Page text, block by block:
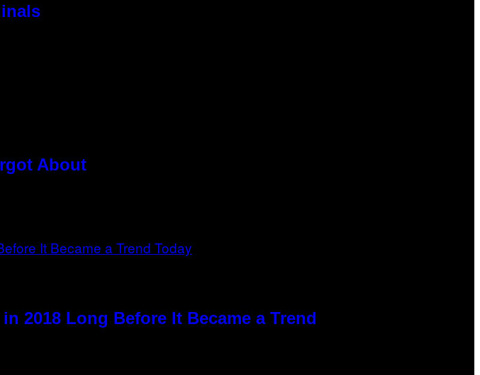
About
2018 Long Before It Became a Trend